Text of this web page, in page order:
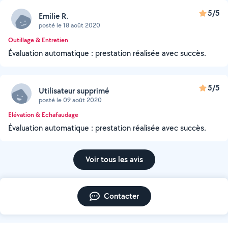
Emilie R.
posté le 18 août 2020
5/5
Outillage & Entretien
Évaluation automatique : prestation réalisée avec succès.
Utilisateur supprimé
posté le 09 août 2020
5/5
Elévation & Echafaudage
Évaluation automatique : prestation réalisée avec succès.
Voir tous les avis
Contacter